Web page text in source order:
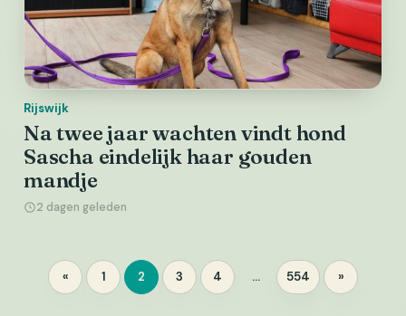
Rijswijk
Na twee jaar wachten vindt hond
Sascha eindelijk haar gouden
mandje
2 dagen geleden
Berichten
paginering
« Pagina
1 Pagina
2 Pagina
3 Pagina
4 … Pagina
554 »